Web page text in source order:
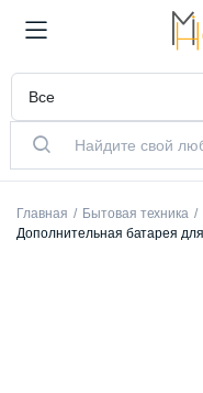
Главная Бытовая техника
Дополнительная батарея